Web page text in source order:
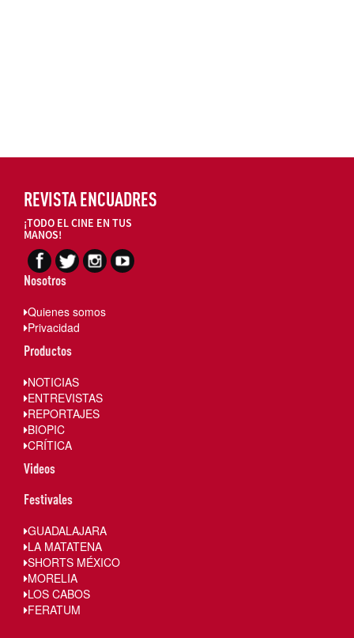
REVISTA ENCUADRES
¡TODO EL CINE EN TUS
MANOS!
Nosotros
Quienes somos
Privacidad
Productos
NOTICIAS
ENTREVISTAS
REPORTAJES
BIOPIC
CRÍTICA
Videos
Festivales
GUADALAJARA
LA MATATENA
SHORTS MÉXICO
MORELIA
LOS CABOS
FERATUM